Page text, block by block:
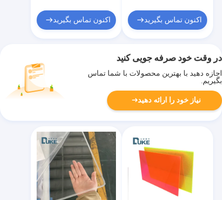
اکنون تماس بگیرید اکنون تماس بگیرید
در وقت خود صرفه جویی کنید
اجازه دهید با بهترین محصولات با شما تماس
بگیریم.
نیاز خود را ارائه دهید